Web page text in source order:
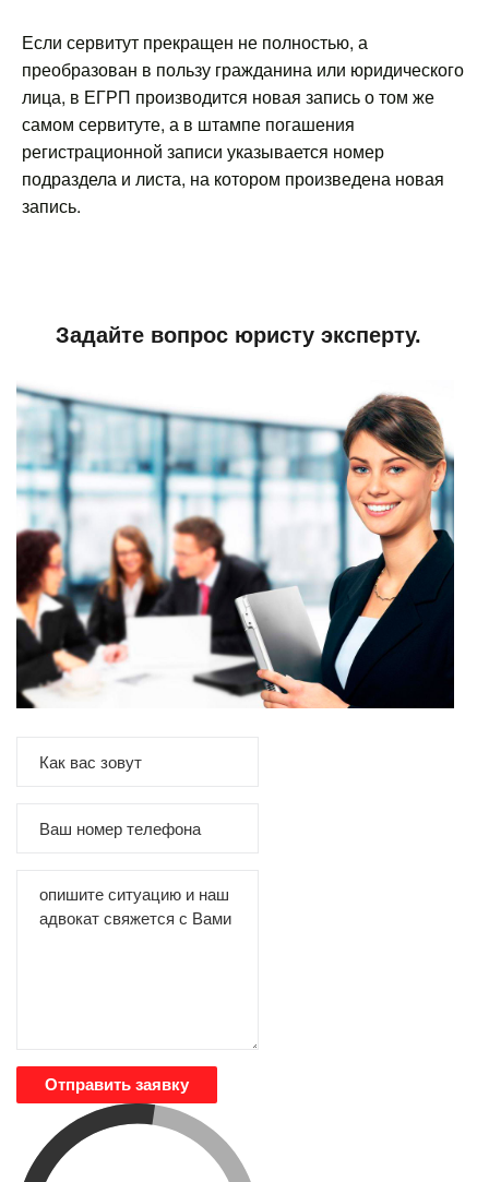
Если сервитут прекращен не полностью, а
преобразован в пользу гражданина или юридического
лица, в ЕГРП производится новая запись о том же
самом сервитуте, а в штампе погашения
регистрационной записи указывается номер
подраздела и листа, на котором произведена новая
запись.
Задайте вопрос юристу эксперту.
Отправить заявку